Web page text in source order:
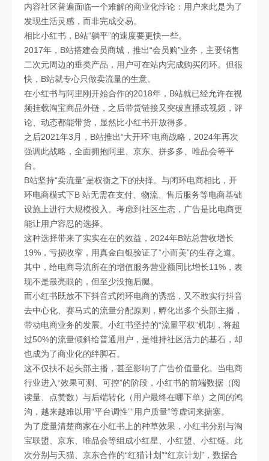
内容社区普遍面临一个难解的商业化悖论：用户来此是为了
发现生活灵感，而非完成交易。
相比小红书，B站“躺平”的速度要更快一些。
2017年，B站搭建会员商城，推出“会员购”业务，主要销售
二次元周边的垂类产品，用户可在站内完成购买闭环。但很
快，B站就专心只做卖流量的生意。
在小红书与阿里刚开始合作的2018年，B站就已经允许在视
频挂载淘宝商品外链，之后带货链接又突破直播或视频，评
论、动态都能带货，显然比小红书开放得多。
之后2021年3月，B站推出“大开环”电商战略，2024年再次
强调此战略，全面拥抱阿里、京东、拼多多、唯品会等平
台。
B站坚持“卖流量”是权衡之下的抉择。与闭环电商相比，开
环电商模式下B 站无需在支付、物流、售后服务等电商基础
设施上进行大规模投入。考虑到社区生态，广告是比电商更
能让用户容忍的选择。
这种选择带来了实实在在的效益，2024年B站总营收增长
19%，亏损收窄，用真金白银验证了“小而美”的生存之道。
其中，给电商导流所在的增值服务营业额同比增长11%，表
现不是最亮眼的，但至少没拖后腿。
而小红书既放不下抖音式闭环电商的诱惑，又不敢实行抖音
去中心化、赛马式的流量分配原则，孵化出多个头部主播，
带动电商业务的发展。小红书坚持的“流量平权”机制，将超
过50%的流量倾斜给普通用户，是维持社区活力的基石，却
也成为了商业化的绊脚石。
这不仅扶不起头部主播，甚至影响了广告价值量化。当电商
行业进入“效果可测、可控”的阶段，小红书的前端数据（阅
读量、点赞数）与后端转化（用户最终在哪下单）之间的鸿
沟，越来越难以用“平台调性”“用户质量”等虚词来搪塞。
为了度量清楚商家在小红书上的种草效果，小红书分别与淘
宝联盟、京东、唯品会等组成小红星、小红盟、小红链。此
次分别与天猫、京东合作的“红猫计划”“红京计划”，数据合